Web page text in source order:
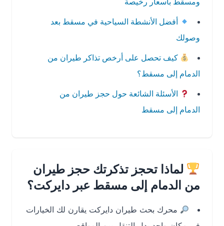
أفضل الأنشطة السياحية في مسقط بعد
وصولك
كيف تحصل على أرخص تذاكر طيران من
الدمام إلى مسقط؟
الأسئلة الشائعة حول حجز طيران من
الدمام إلى مسقط
لماذا تحجز تذكرتك حجز طيران
من الدمام إلى مسقط عبر دايركت؟
محرك بحث طيران دايركت يقارن لك الخيارات